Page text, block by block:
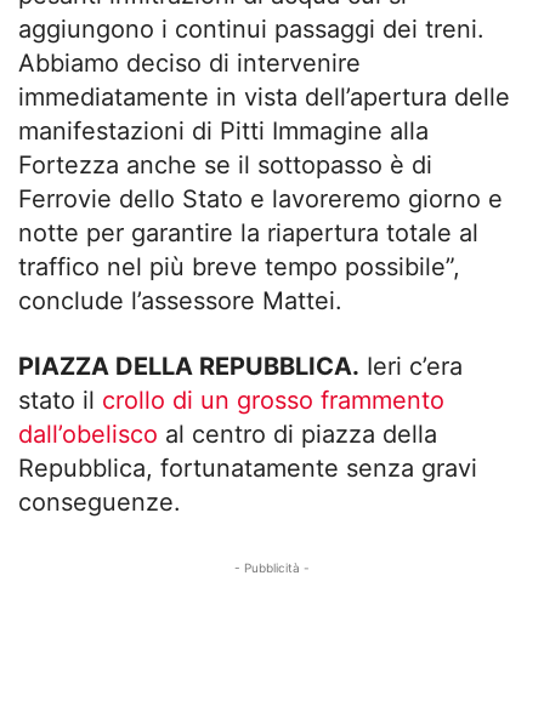
aggiungono i continui passaggi dei treni.
Abbiamo deciso di intervenire
immediatamente in vista dell’apertura delle
manifestazioni di Pitti Immagine alla
Fortezza anche se il sottopasso è di
Ferrovie dello Stato e lavoreremo giorno e
notte per garantire la riapertura totale al
traffico nel più breve tempo possibile”,
conclude l’assessore Mattei.
PIAZZA DELLA REPUBBLICA. Ieri c’era
stato il crollo di un grosso frammento
dall’obelisco al centro di piazza della
Repubblica, fortunatamente senza gravi
conseguenze.
- Pubblicità -